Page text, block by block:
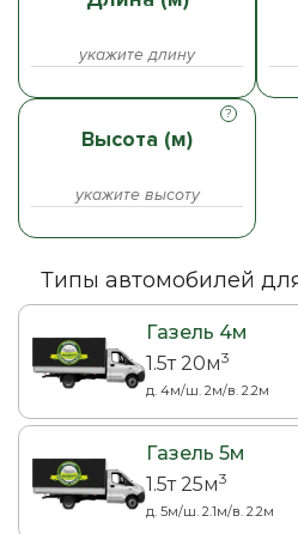
Высота (м)
Типы автомобилей
Газель 4м
1.5т 20м3
д. 4м/ш. 2м/в. 2.2м
Газель 5м
1.5т 25м3
д. 5м/ш. 2.1м/в. 2.2м